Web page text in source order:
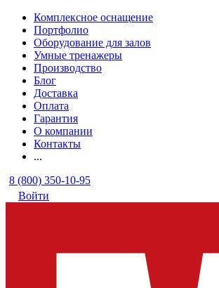
Комплексное оснащение
Портфолио
Оборудование для залов
Умные тренажеры
Производство
Блог
Доставка
Оплата
Гарантия
О компании
Контакты
...
8 (800) 350-10-95
Войти